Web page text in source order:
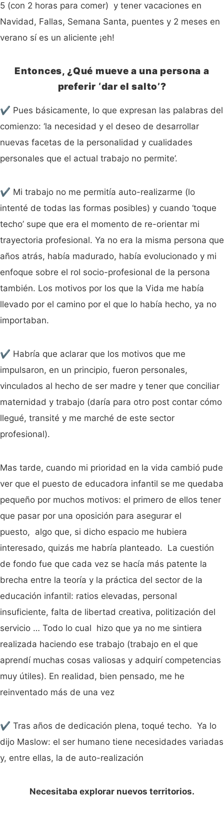
5 (con 2 horas para comer) y tener vacaciones en
Navidad, Fallas, Semana Santa, puentes y 2 meses en
verano sí es un aliciente ¡eh!
Entonces, ¿Qué mueve a una persona a
preferir ‘dar el salto’?
✔️ Pues básicamente, lo que expresan las palabras del
comienzo: ‘la necesidad y el deseo de desarrollar
nuevas facetas de la personalidad y cualidades
personales que el actual trabajo no permite’.
✔️ Mi trabajo no me permitía auto-realizarme (lo
intenté de todas las formas posibles) y cuando ‘toque
techo’ supe que era el momento de re-orientar mi
trayectoria profesional. Ya no era la misma persona que
años atrás, había madurado, había evolucionado y mi
enfoque sobre el rol socio-profesional de la persona
también. Los motivos por los que la Vida me había
llevado por el camino por el que lo había hecho, ya no
importaban.
✔️ Habría que aclarar que los motivos que me
impulsaron, en un principio, fueron personales,
vinculados al hecho de ser madre y tener que conciliar
maternidad y trabajo (daría para otro post contar cómo
llegué, transité y me marché de este sector
profesional).
Mas tarde, cuando mi prioridad en la vida cambió pude
ver que el puesto de educadora infantil se me quedaba
pequeño por muchos motivos: el primero de ellos tener
que pasar por una oposición para asegurar el
puesto, algo que, si dicho espacio me hubiera
interesado, quizás me habría planteado. La cuestión
de fondo fue que cada vez se hacía más patente la
brecha entre la teoría y la práctica del sector de la
educación infantil: ratios elevadas, personal
insuficiente, falta de libertad creativa, politización del
servicio … Todo lo cual hizo que ya no me sintiera
realizada haciendo ese trabajo (trabajo en el que
aprendí muchas cosas valiosas y adquirí competencias
muy útiles). En realidad, bien pensado, me he
reinventado más de una vez
✔️ Tras años de dedicación plena, toqué techo. Ya lo
dijo Maslow: el ser humano tiene necesidades variadas
y, entre ellas, la de auto-realización
Necesitaba explorar nuevos territorios.